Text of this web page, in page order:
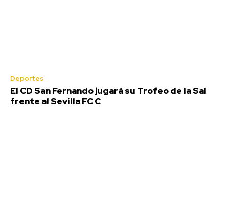
Deportes
El CD San Fernando jugará su Trofeo de la Sal
frente al Sevilla FC C